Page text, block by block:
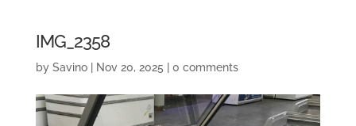
IMG_2358
by Savino| Nov 20, 2025 0 comments